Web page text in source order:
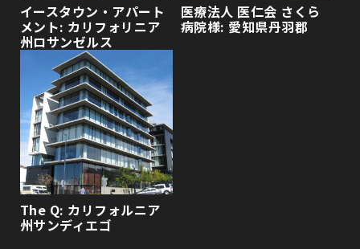
イースタウン・アパート
メント: カリフォリニア
州ロサンゼルス
医療法人 医仁会 さくら
病院様: 愛知県丹羽郡
The Q: カリフォルニア
州サンディエゴ